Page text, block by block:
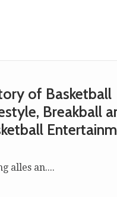
of Basketball
Breakball
alles an....